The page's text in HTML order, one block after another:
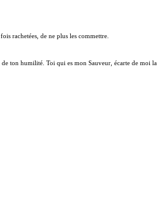
rachetées, de ne plus les commettre.
ton humilité. Toi qui es mon Sauveur, écarte de moi la